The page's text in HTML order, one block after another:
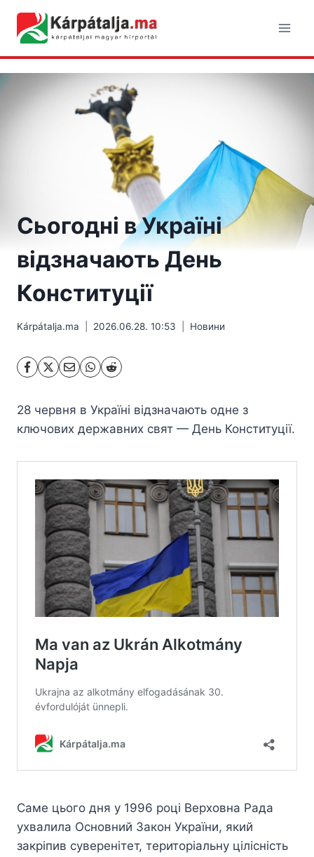
content
Сьогодні в Україні
відзначають День
Конституції
Kárpátalja.ma 2026.06.28. 10:53 Hовини
28 червня в Україні відзначають одне з
ключових державних свят — День Конституції.
Саме цього дня у 1996 році Верховна Рада
ухвалила Основний Закон України, який
закріпив суверенітет, територіальну цілісність